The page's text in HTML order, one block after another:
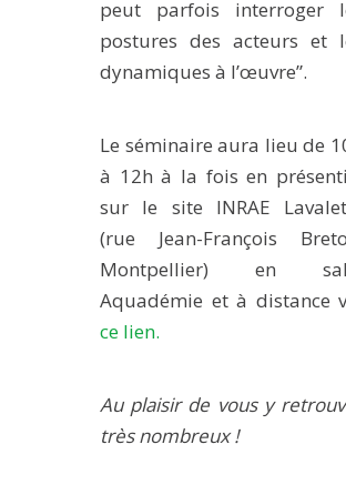
peut parfois interroger
postures des acteurs et
dynamiques à l’œuvre”.
Le séminaire aura lieu de
à 12h à la fois en
sur le site INRAE
(rue Jean-François
Montpellier) en
Aquadémie et à distance
ce lien.
Au plaisir de vous y
très nombreux !